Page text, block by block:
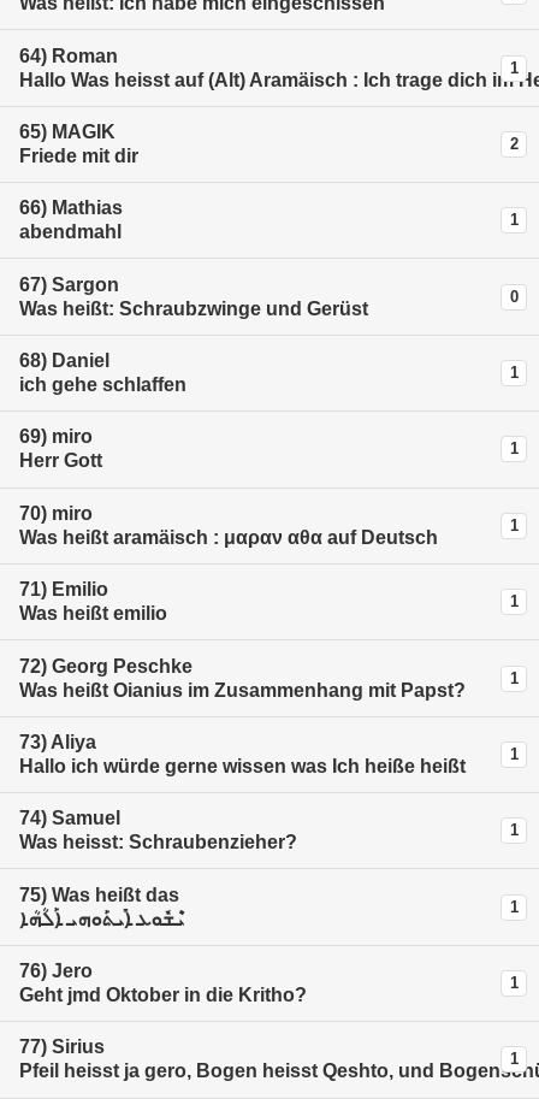
64) Roman
Hallo Was heisst auf (Alt) Aramäisch : Ich trage dich im
1
65) MAGIK
Friede mit dir
2
66) Mathias
abendmahl
1
67) Sargon
Was heißt: Schraubzwinge und Gerüst
0
68) Daniel
ich gehe schlaffen
1
69) miro
Herr Gott
1
70) miro
Was heißt aramäisch : μαραν αθα auf Deutsch
1
71) Emilio
Was heißt emilio
1
72) Georg Peschke
Was heißt Oianius im Zusammenhang mit Papst?
1
73) Aliya
Hallo ich würde gerne wissen was Ich heiße heißt
1
74) Samuel
Was heisst: Schraubenzieher?
1
75) Was heißt das
ܝܶܫܽܘܥ ܐܺܝܬܰܘܗܝ ܐܰܠܳܗܳܐ
1
76) Jero
Geht jmd Oktober in die Kritho?
1
77) Sirius
Pfeil heisst ja gero, Bogen heisst Qeshto, und
1